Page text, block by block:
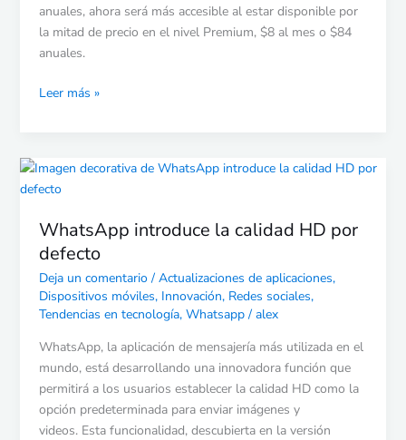
anuales, ahora será más accesible al estar disponible por
la mitad de precio en el nivel Premium, $8 al mes o $84
anuales.
Leer más »
WhatsApp introduce la calidad HD por
defecto
Deja un comentario / Actualizaciones de aplicaciones,
Dispositivos móviles, Innovación, Redes sociales,
Tendencias en tecnología, Whatsapp/ alex
WhatsApp, la aplicación de mensajería más utilizada en el
mundo, está desarrollando una innovadora función que
permitirá a los usuarios establecer la calidad HD como la
opción predeterminada para enviar imágenes y
videos. Esta funcionalidad, descubierta en la versión
WhatsApp
introduce
calidad
HD
por
defecto